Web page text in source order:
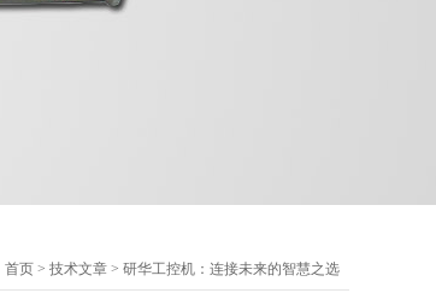
首页 > 技术文章 > 研华工控机：连接未来的智慧之选